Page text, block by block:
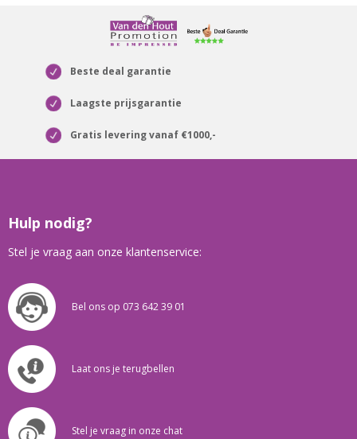
Beste deal garantie
Laagste prijsgarantie
Gratis levering vanaf €1000,-
Hulp nodig?
Stel je vraag aan onze klantenservice:
Bel ons op 073 642 39 01
Laat ons je terugbellen
Stel je vraag in onze chat